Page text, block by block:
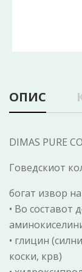
ОПИС
DIMAS PURE
Говедскиот
богат извор
• Во составот
• глицин
коски, крв)